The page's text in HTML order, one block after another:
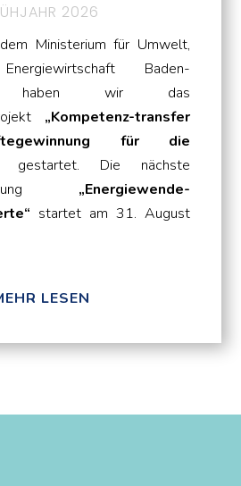
2026
Ministerium für Umwelt,
Baden-
haben wir das
„Kompetenz-transfer
für die
gestartet. Die nächste
„Energiewende-
startet am 31. August
LESEN